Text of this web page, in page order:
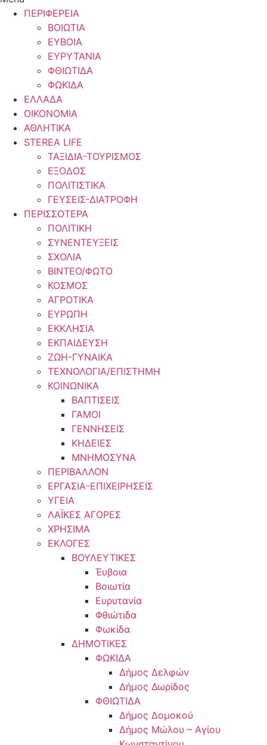
ΠΕΡΙΦΕΡΕΙΑ
ΒΟΙΩΤΙΑ
ΕΥΒΟΙΑ
ΕΥΡΥΤΑΝΙΑ
ΦΘΙΩΤΙΔΑ
ΦΩΚΙΔΑ
ΕΛΛΑΔΑ
ΟΙΚΟΝΟΜΙΑ
ΑΘΛΗΤΙΚΑ
STEREA LIFE
ΤΑΞΙΔΙΑ-ΤΟΥΡΙΣΜΟΣ
ΕΞΟΔΟΣ
ΠΟΛΙΤΙΣΤΙΚΑ
ΓΕΥΣΕΙΣ-ΔΙΑΤΡΟΦΗ
ΠΕΡΙΣΣΟΤΕΡΑ
ΠΟΛΙΤΙΚΗ
ΣΥΝΕΝΤΕΥΞΕΙΣ
ΣΧΟΛΙΑ
ΒΙΝΤΕΟ/ΦΩΤΟ
ΚΟΣΜΟΣ
ΑΓΡΟΤΙΚΑ
ΕΥΡΩΠΗ
ΕΚΚΛΗΣΙΑ
ΕΚΠΑΙΔΕΥΣΗ
ΖΩΗ-ΓΥΝΑΙΚΑ
ΤΕΧΝΟΛΟΓΙΑ/ΕΠΙΣΤΗΜΗ
ΚΟΙΝΩΝΙΚΑ
ΒΑΠΤΙΣΕΙΣ
ΓΑΜΟΙ
ΓΕΝΝΗΣΕΙΣ
ΚΗΔΕΙΕΣ
ΜΝΗΜΟΣΥΝΑ
ΠΕΡΙΒΑΛΛΟΝ
ΕΡΓΑΣΙΑ-ΕΠΙΧΕΙΡΗΣΕΙΣ
ΥΓΕΙΑ
ΛΑΪΚΕΣ ΑΓΟΡΕΣ
ΧΡΗΣΙΜΑ
ΕΚΛΟΓΕΣ
ΒΟΥΛΕΥΤΙΚΕΣ
Έυβοια
Βοιωτία
Ευρυτανία
Φθιώτιδα
Φωκίδα
ΔΗΜΟΤΙΚΕΣ
ΦΩΚΙΔΑ
Δήμος Δελφών
Δήμος Δωρίδος
ΦΘΙΩΤΙΔΑ
Δήμος Δομοκού
Δήμος Μώλου – Αγίου